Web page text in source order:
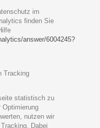
im
finden Sie
answer/6004245?
Tracking
statistisch zu
Optimierung
nutzen wir
Dabei